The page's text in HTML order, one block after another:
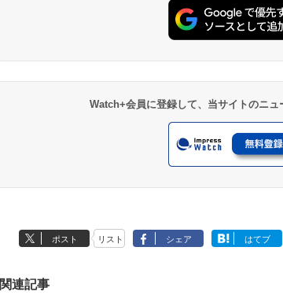
Watch+会員に登録して、当サイトのニュ
ポスト リスト シェア はてブ
関連記事